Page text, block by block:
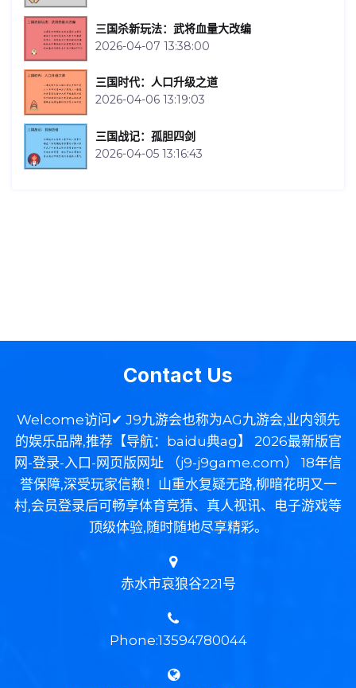
三国杀新玩法：武将血量大改编
2026-04-07 13:38:00
三国时代：人口升级之道
2026-04-06 13:19:03
三国战记：孤胆四剑
2026-04-05 13:16:43
Contact Us
Welcome访问✔ J9九游会也称为AG九游会,业内领先
的娱乐品牌,推荐【导航：baidu典ag】 2026最新版官
网-登录-入口-网页版网址 （j9-j9game.com） 18年信
誉保障,深受玩家信赖！山重水复疑无路,柳暗花明又一
村,会员登录后可畅享体育竞猜、真人视讯、电子游戏等
顶级体验,随时随地尽享精彩。
赤水市哀狼谷221号
Phone:13594780044